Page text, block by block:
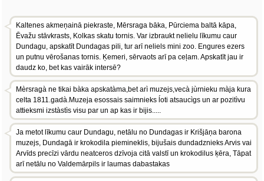
Kaltenes akmeņainā piekraste, Mērsraga bāka, Pūrciema baltā kāpa,
Ēvažu stāvkrasts, Kolkas skatu tornis. Var izbraukt nelielu līkumu caur
Dundagu, apskatīt Dundagas pili, tur arī neliels mini zoo. Engures ezers
un putnu vērošanas tornis. Ķemeri, sērvaots arī pa ceļam. Apskatīt jau ir
daudz ko, bet kas vairāk intersē?
Mèrsragà ne tikai bàka apskatàma,bet arì muzejs,vecà jùrnieku màja kura
celta 1811.gadà.Muzeja esossais saimnieks ĺoti atsaucìgs un ar pozitìvu
attieksmi izstàstìs visu par un ap kas ir bijis.....
Ja metot līkumu caur Dundagu, netālu no Dundagas ir Krišjāņa barona
muzejs, Dundagā ir krokodila piemineklis, bijušais dundadznieks Arvis vai
Arvīds precīzi vārdu neatceros dzīvoja citā valstī un krokodilus ķēra, Tāpat
arī netālu no Valdemārpils ir laumas dabastakas